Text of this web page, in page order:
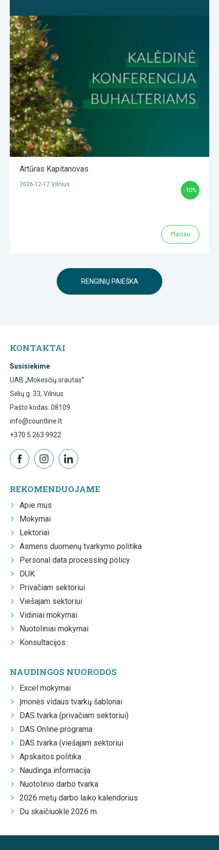
Artūras Kapitanovas
2026-12-17 Vilnius
-10%
Plačiau
RENGINIŲ PAIEŠKA
KONTAKTAI
Susisiekime
UAB „Mokesčių srautas“
Sėlių g. 33, Vilnius
Pašto kodas: 08109
info@countline.lt
+370 5 263 9922
REKOMENDUOJAME
Apie mus
Mokymai
Lektoriai
Asmens duomenų tvarkymo politika
Personal data processing policy
DUK
Privačiam sektoriui
Viešajam sektoriui
Vidiniai mokymai
Nuotoliniai mokymai
Konsultacijos
NAUDINGOS NUORODOS
Excel mokymai
Įmonės vidaus tvarkų šablonai
DAS tvarka (privačiam sektoriui)
DAS Online programa
DAS tvarka (viešajam sektoriui
Apskaitos politika
Naudinga informacija
Nuotolinio darbo tvarka
2026 metų darbo laiko kalendorius
Du skaičiuoklė 2026 m.